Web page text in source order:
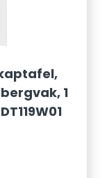
1